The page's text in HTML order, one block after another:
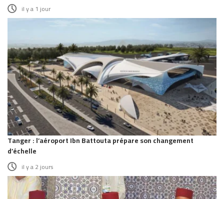
il y a 1 jour
Tanger : l’aéroport Ibn Battouta prépare son changement
d’échelle
il y a 2 jours